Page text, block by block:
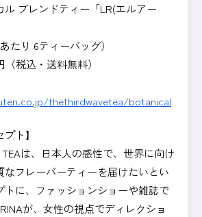
ル ブレンドティー「LR(エルアー
たり 6ティーバッグ）
税込・送料無料）
thethirdwavetea/botanical
ト】
TEAは、日本人の感性で、世界に向け
なフレーバーティーを届けたいとい
トに、ファッションショーや雑誌で
が、女性の視点でディレクショ